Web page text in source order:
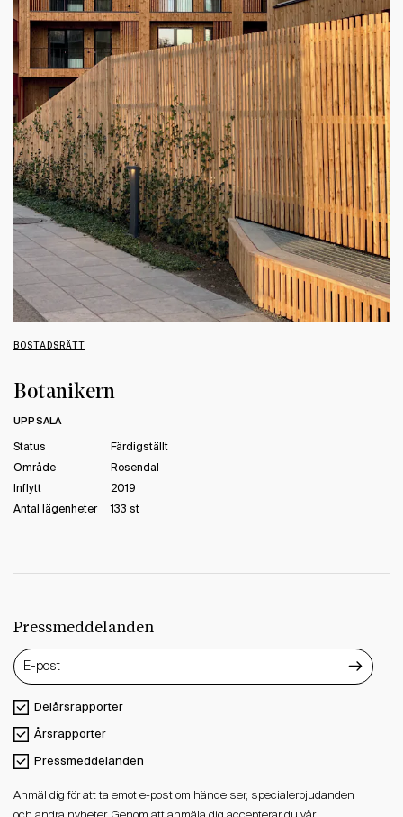
BOSTADSRÄTT
Botanikern
UPPSALA
Status
Färdigställt
Område
Rosendal
Inflytt
2019
Antal lägenheter
133 st
Pressmeddelanden
Delårsrapporter
Årsrapporter
Pressmeddelanden
Anmäl dig för att ta emot e-post om händelser, specialerbjudanden